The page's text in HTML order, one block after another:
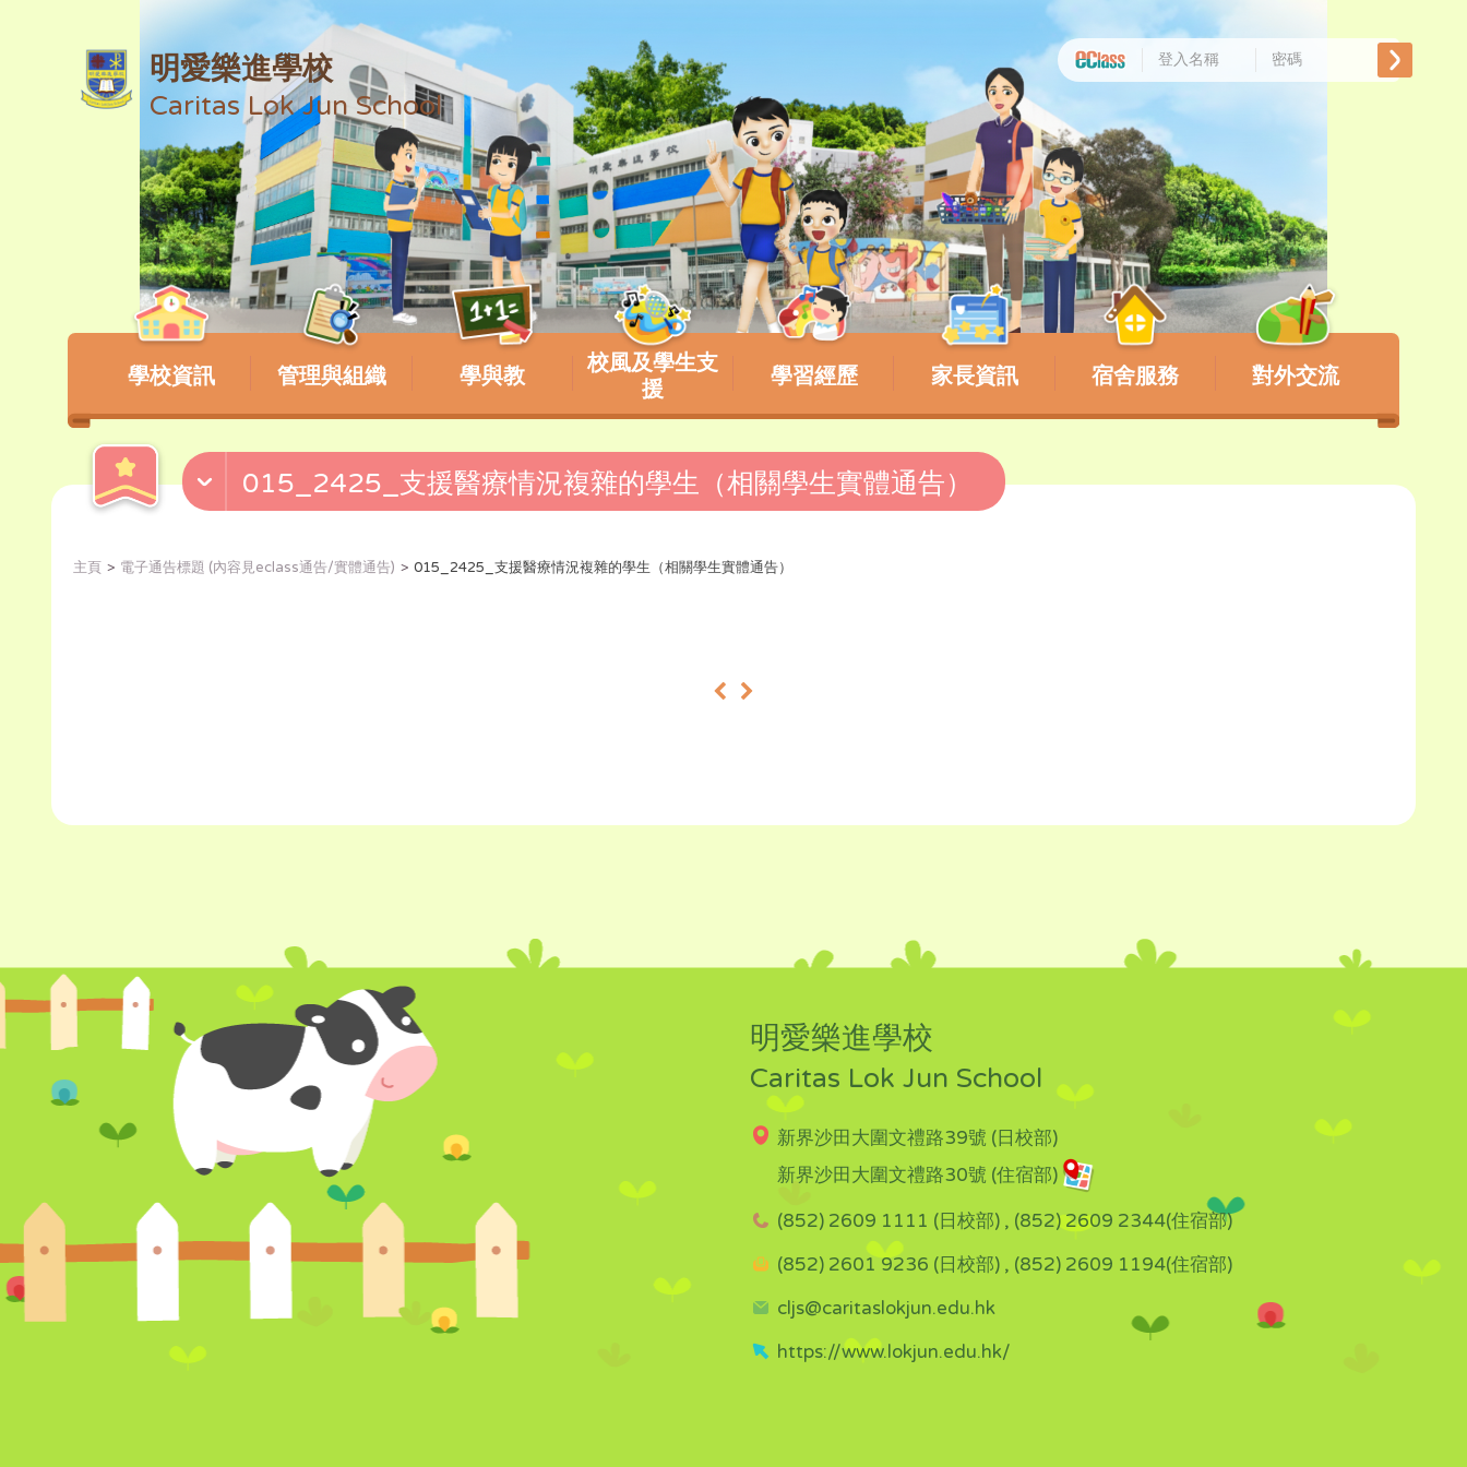
明愛樂進學校
Caritas Lok Jun School
學校資訊 管理與組織 學與教
校風及學生支
援
學習經歷 家長資訊 宿舍服務 對外交流
015_2425_支援醫療情況複雜的學生（相關學生實體通告）
主頁 電子通告標題 (內容見eclass通告/實體通告) 015_2425_支援醫療情況複雜的學生（相關學生實體通告）
« »
明愛樂進學校
Caritas Lok Jun School
新界沙田大圍文禮路39號 (日校部)
新界沙田大圍文禮路30號 (住宿部)
(852) 2609 1111 (日校部) , (852) 2609 2344(住宿部)
(852) 2601 9236 (日校部) , (852) 2609 1194(住宿部)
cljs@caritaslokjun.edu.hk
https://www.lokjun.edu.hk/